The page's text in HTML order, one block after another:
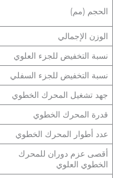
الحجم (مم)
الوزن الإجمالي
نسبة التخفيض للجزء العلوي
نسبة التخفيض للجزء السفلي
جهد تشغيل المحرك الخطوي
قدرة المحرك الخطوي
عدد أطوار المحرك الخطوي
أقصى عزم دوران للمحرك
الخطوي العلوي